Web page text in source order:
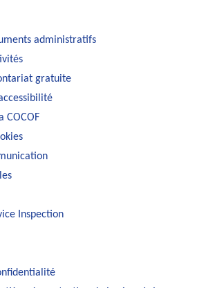
administratifs
gratuite
COCOF
Inspection